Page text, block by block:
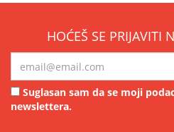
HOĆEŠ SE PRIJAVITI
Suglasan sam da se moji
newslettera.